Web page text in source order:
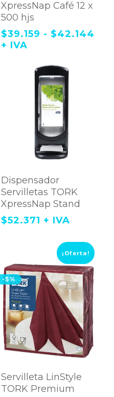
múltiples
variantes.
Las
opciones
se
pueden
XpressNap Café 12 x
500 hjs
$39.159 - $42.144
+ IVA
Agregar Al Carrito
Dispensador
Servilletas TORK
XpressNap Stand
$52.371 + IVA
-5%
¡Oferta!
Agregar Al
Carrito
producto
tiene
múltiples
Servilleta LinStyle
TORK Premium